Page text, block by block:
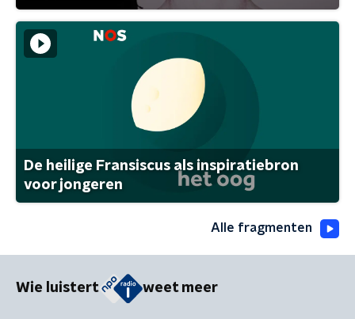
De heilige Fransiscus als inspiratiebron
voor jongeren
Alle fragmenten
Wie luistert weet meer